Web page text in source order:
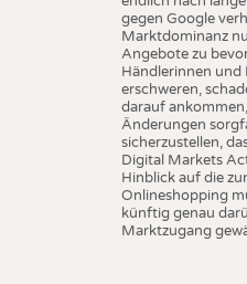
gegen Google
Marktdominanz
Angebote zu
Händlerinnen und
erschweren,
darauf
Änderungen
sicherzustellen,
Digital Markets
Hinblick auf die
Onlineshopping
künftig genau
Marktzugang